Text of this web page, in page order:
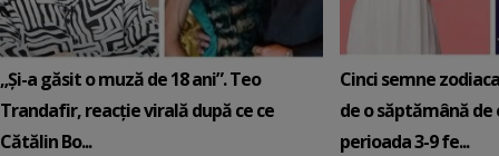
„Și-a găsit o muză de 18 ani”. Teo
Trandafir, reacție virală după ce ce
Cătălin Bo...
Cinci semne
de o săptămână de
perioada 3-9 fe...